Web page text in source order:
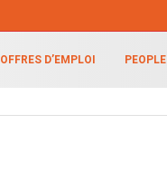
OFFRES D’EMPLOI PEOPLE